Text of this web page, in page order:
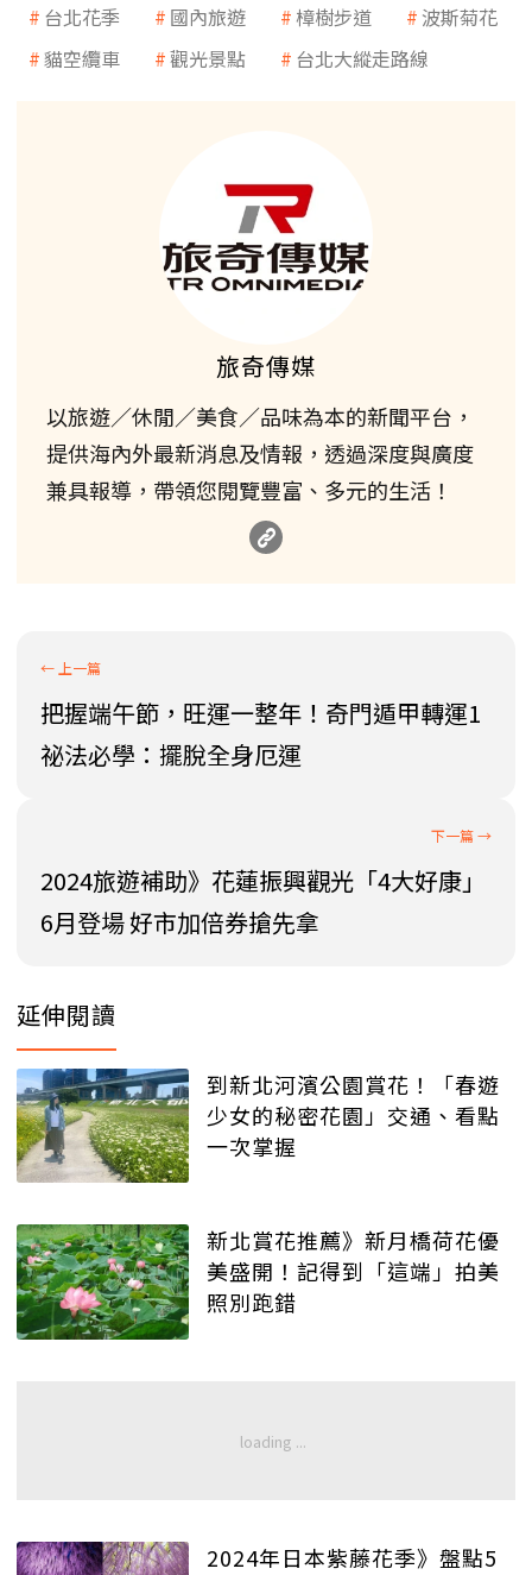
台北花季 國內旅遊 樟樹步道
波斯菊花
貓空纜車
觀光景點 台北大縱走路線
旅奇傳媒
以旅遊／休閒／美食／品味為本的新聞平台，
提供海內外最新消息及情報，透過深度與廣度
兼具報導，帶領您閱覽豐富、多元的生活！
把握端午節，旺運一整年！奇門遁甲轉運1
祕法必學：擺脫全身厄運
2024旅遊補助》花蓮振興觀光「4大好康」
6月登場 好市加倍券搶先拿
延伸閱讀
到新北河濱公園賞花！「春遊
少女的秘密花園」交通、看點
一次掌握
新北賞花推薦》新月橋荷花優
美盛開！記得到「這端」拍美
照別跑錯
2024年日本紫藤花季》盤點5